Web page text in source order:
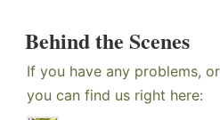
Behind the Scenes
If you have any problems,
you can find us right here: